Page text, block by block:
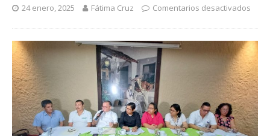
24 enero, 2025 Fátima Cruz Comentarios desactivados